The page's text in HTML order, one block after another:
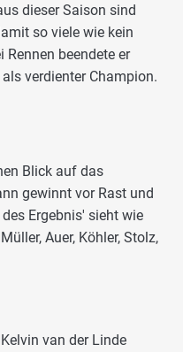
dieser Saison sind
so viele wie kein
Rennen beendete er
verdienter Champion.
Blick auf das
gewinnt vor Rast und
Ergebnis' sieht wie
Auer, Köhler, Stolz,
van der Linde